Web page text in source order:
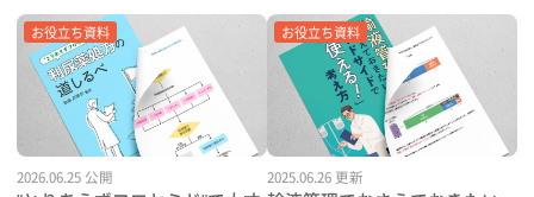
お役立ち資料
2026.06.25 公開
お役立ち資料
2025.06.26 更新